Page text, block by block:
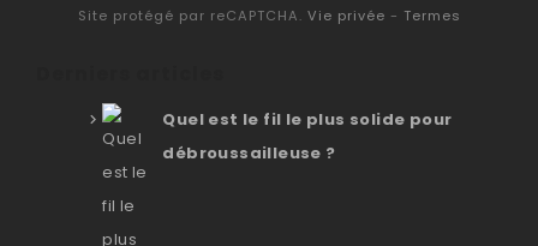
Site protégé par reCAPTCHA. Vie privée - Termes
Quel est le fil le plus solide pour
débroussailleuse ?